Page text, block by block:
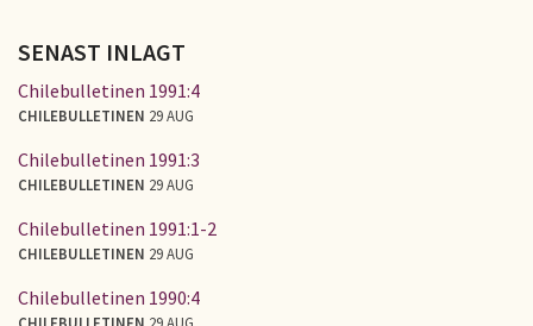
SENAST INLAGT
Chilebulletinen 1991:4
CHILEBULLETINEN 29 AUG
Chilebulletinen 1991:3
CHILEBULLETINEN 29 AUG
Chilebulletinen 1991:1-2
CHILEBULLETINEN 29 AUG
Chilebulletinen 1990:4
CHILEBULLETINEN 29 AUG